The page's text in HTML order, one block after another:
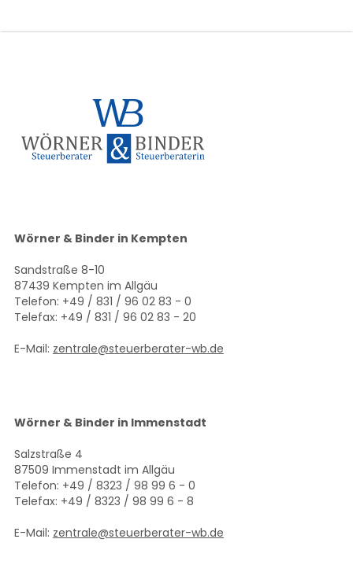
Wörner & Binder in Kempten
Sandstraße 8-10
87439 Kempten im Allgäu
Telefon: +49 / 831 / 96 02 83 - 0
Telefax: +49 / 831 / 96 02 83 - 20
E-Mail: zentrale@steuerberater-wb.de
Wörner & Binder in Immenstadt
Salzstraße 4
87509 Immenstadt im Allgäu
Telefon: +49 / 8323 / 98 99 6 - 0
Telefax: +49 / 8323 / 98 99 6 - 8
E-Mail: zentrale@steuerberater-wb.de